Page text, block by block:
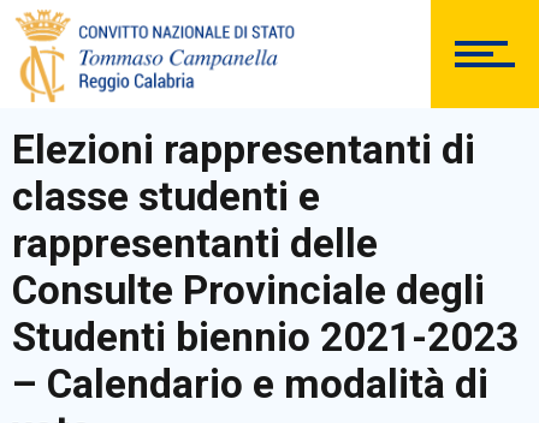
DOCUMENTAZIONE
PERSONALE
Comunicazioni Esterne
Elezioni rappresentanti di
classe studenti e
rappresentanti delle
Consulte Provinciale degli
Studenti biennio 2021-2023
– Calendario e modalità di